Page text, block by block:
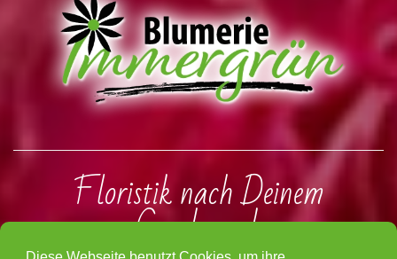
Floristik nach Deinem
Geschmack